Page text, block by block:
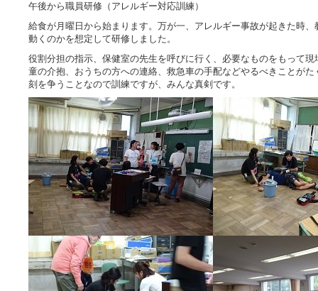
午後から職員研修（アレルギー対応訓練）
給食が月曜日から始まります。万が一、アレルギー事故が起きた時、
動くのかを想定して研修しました。
役割分担の指示、保健室の先生を呼びに行く、必要なものをもって現
童の介抱、おうちの方への連絡、救急車の手配などやるべきことがた
刻を争うことなので訓練ですが、みんな真剣です。